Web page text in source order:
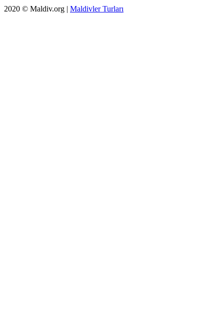
2020 © Maldiv.org | Maldivler Turları